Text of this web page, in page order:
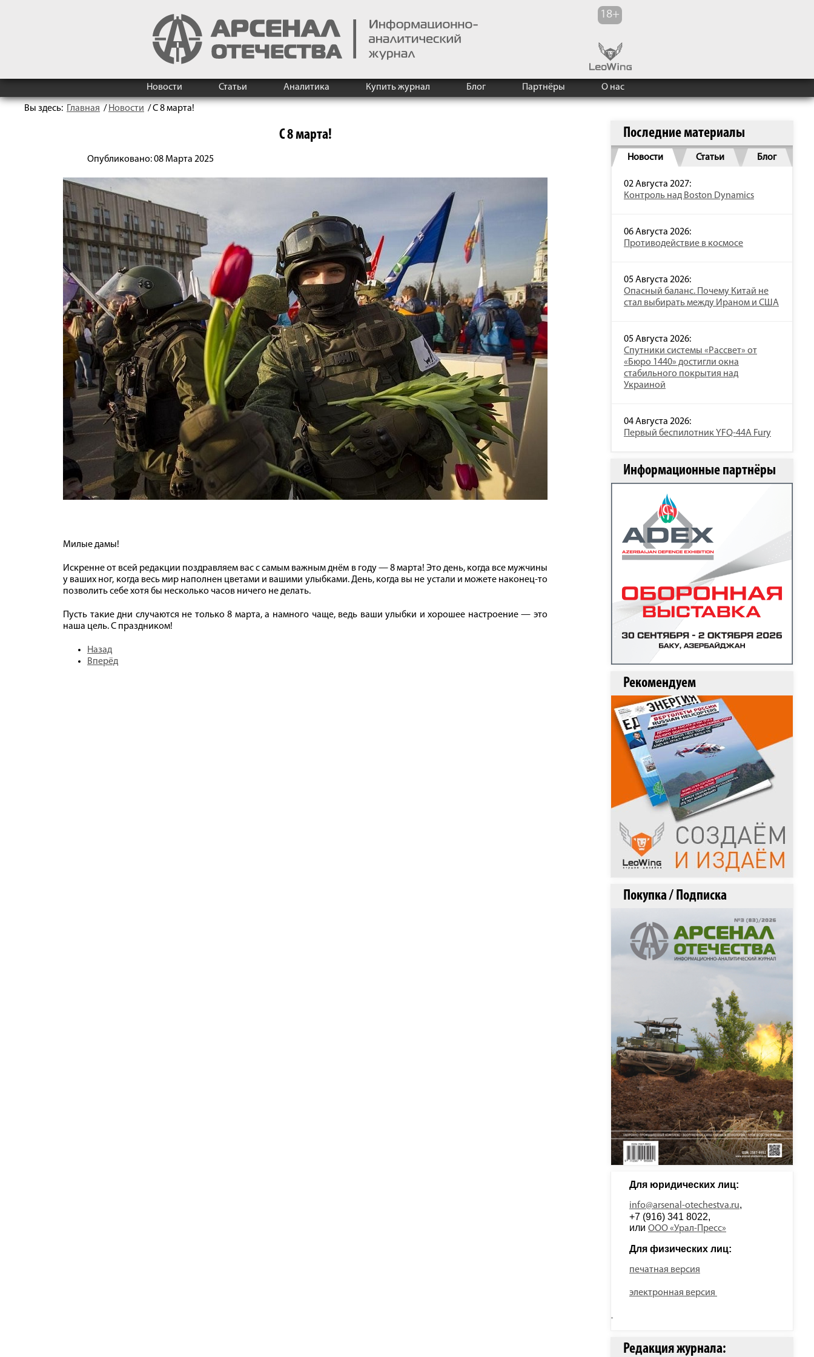
Новости Статьи Аналитика Купить журнал Блог Партнёры О нас
Вы здесь: Главная / Новости /С 8 марта!
С 8 марта!
Опубликовано: 08 Марта 2025
Милые дамы!
Искренне от всей редакции поздравляем вас с самым важным днём в году — 8 марта! Это день, когда все мужчины
у ваших ног, когда весь мир наполнен цветами и вашими улыбками. День, когда вы не устали и можете наконец-то
позволить себе хотя бы несколько часов ничего не делать.
Пусть такие дни случаются не только 8 марта, а намного чаще, ведь ваши улыбки и хорошее настроение — это
наша цель. С праздником!
Назад
Вперёд
Последние материалы
Новости Статьи Блог
02 Августа 2027:
Контроль над Boston Dynamics
06 Августа 2026:
Противодействие в космосе
05 Августа 2026:
Опасный баланс. Почему Китай не
стал выбирать между Ираном и США
05 Августа 2026:
Спутники системы «Рассвет» от
«Бюро 1440» достигли окна
стабильного покрытия над
Украиной
04 Августа 2026:
Первый беспилотник YFQ-44A Fury
Информационные партнёры
Рекомендуем
Покупка / Подписка
Для юридических лиц:
info@arsenal-otechestva.ru,
+7 (916) 341 8022,
или ООО «Урал-Пресс»
Для физических лиц:
печатная версия
электронная версия
Редакция журнала: